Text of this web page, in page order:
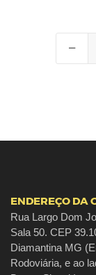
ENDEREÇO DA
Rua Largo Dom
Sala 50. CEP
Diamantina MG
Rodoviária, e ao